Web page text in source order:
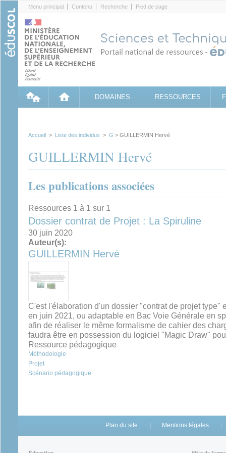
Menu principal Contenu Recherche Pied de page
DOMAINES RESSOURCES
Accueil > Liste des individus > G > GUILLERMIN Hervé
GUILLERMIN Hervé
Les publications associées
Ressources 1 à 1 sur 1
Dossier contrat de Projet : La Spiruline
30 juin 2020
Auteur(s):
GUILLERMIN Hervé
C'est l'élaboration d'un dossier "contrat de projet type"
en juin 2021, ou adaptable en Bac Voie Générale en
afin de réaliser le même formalisme de cahier des
faudra être en possession du logiciel "Magic Draw"
Ressource pédagogique
Méthodologie
Projet
Scénario pédagogique
Plan du site Mentions légales